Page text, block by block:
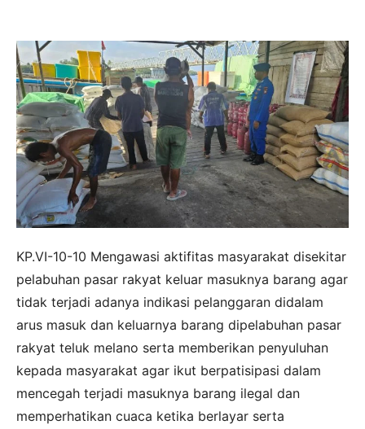
KP.VI-10-10 Mengawasi aktifitas masyarakat disekitar
pelabuhan pasar rakyat keluar masuknya barang agar
tidak terjadi adanya indikasi pelanggaran didalam
arus masuk dan keluarnya barang dipelabuhan pasar
rakyat teluk melano serta memberikan penyuluhan
kepada masyarakat agar ikut berpatisipasi dalam
mencegah terjadi masuknya barang ilegal dan
memperhatikan cuaca ketika berlayar serta